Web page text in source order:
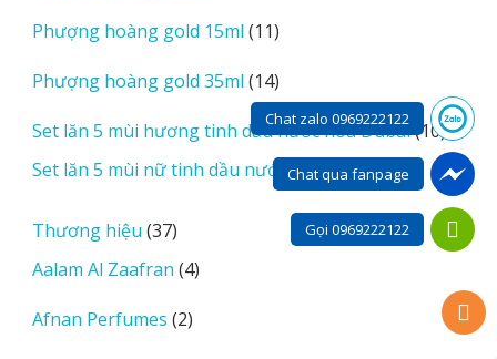
phẩm
Phượng hoàng gold 15ml 1111
phẩm
Phượng hoàng gold 35ml 1414
sản
phẩm
Set lăn 5 mùi hương tinh dầu nước hoa Dubai 1010
sản
phẩm
Set lăn 5 mùi nữ tinh dầu nước hoa Dubai 11
sản
phẩm
Thương hiệu 3737
sản
phẩm
Aalam Al Zaafran 44
Afnan Perfumes 22
Chat zalo 0969222122
Chat qua fanpage
Gọi 0969222122